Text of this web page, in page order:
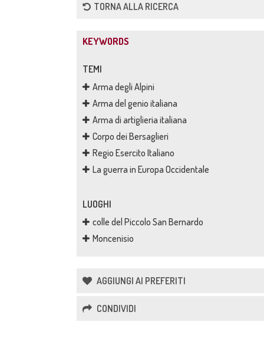
TORNA ALLA RICERCA
KEYWORDS
TEMI
Arma degli Alpini
Arma del genio italiana
Arma di artiglieria italiana
Corpo dei Bersaglieri
Regio Esercito Italiano
La guerra in Europa Occidentale
LUOGHI
colle del Piccolo San Bernardo
Moncenisio
AGGIUNGI AI PREFERITI
CONDIVIDI